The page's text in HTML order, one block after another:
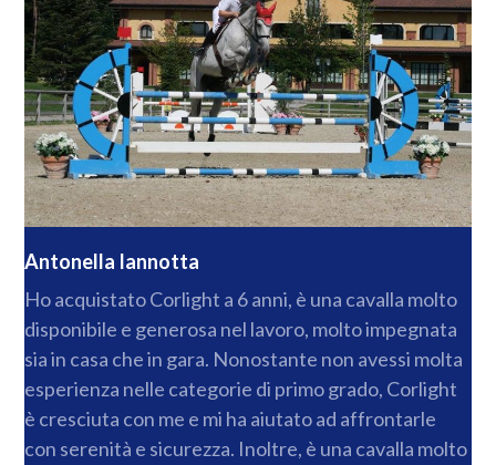
Antonella Iannotta
Ho acquistato Corlight a 6 anni, è una cavalla molto
disponibile e generosa nel lavoro, molto impegnata
sia in casa che in gara. Nonostante non avessi molta
esperienza nelle categorie di primo grado, Corlight
è cresciuta con me e mi ha aiutato ad affrontarle
con serenità e sicurezza. Inoltre, è una cavalla molto